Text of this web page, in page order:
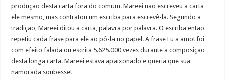
produção desta carta fora do comum. Mareei não escreveu a carta
ele mesmo, mas contratou um escriba para escrevê-la. Segundo a
tradição, Mareei ditou a carta, palavra por palavra. O escriba então
repetiu cada frase para ele ao pô-la no papel. A frase Eu a amo! foi
com efeito falada ou escrita 5.625.000 vezes durante a composição
desta longa carta. Mareei estava apaixonado e queria que sua
namorada soubesse!